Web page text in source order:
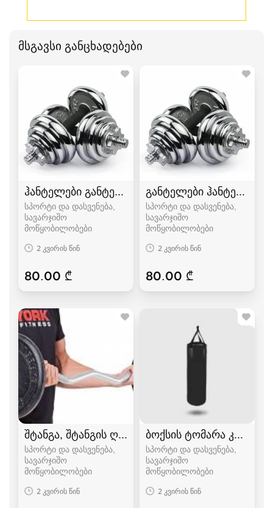
მსგავსი განცხადებები
ჰანტელები განტელი
სპორტი და დასვენება,
სავარჯიშო
მოწყობილობები
2 კვირის წინ
80.00 ₾
განტელები ჰანტელები
სპორტი და დასვენება,
სავარჯიშო
მოწყობილობები
2 კვირის წინ
80.00 ₾
შტანგა, შტანგის ღერძი
სპორტი და დასვენება,
სავარჯიშო
მოწყობილობები
2 კვირის წინ
ბოქსის ტომარა კრივის
სპორტი და დასვენება,
სავარჯიშო
მოწყობილობები
2 კვირის წინ